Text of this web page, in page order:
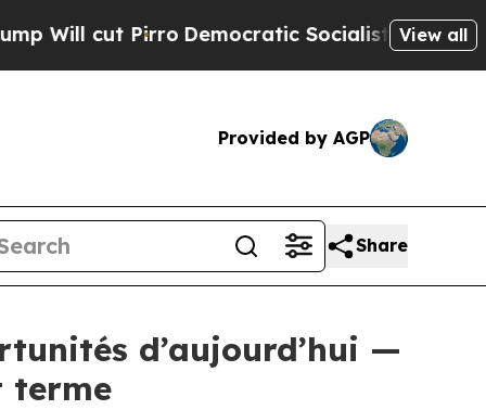
Democratic Socialists of America Propose
View all
Provided by AGP
Share
d’aujourd’hui —
terme